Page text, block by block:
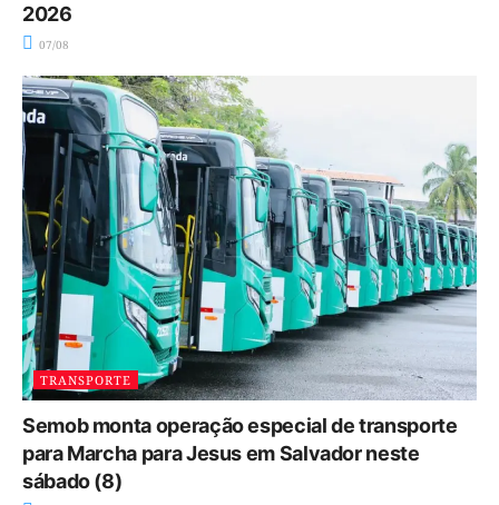
2026
07/08
TRANSPORTE
Semob monta operação especial de transporte
para Marcha para Jesus em Salvador neste
sábado (8)